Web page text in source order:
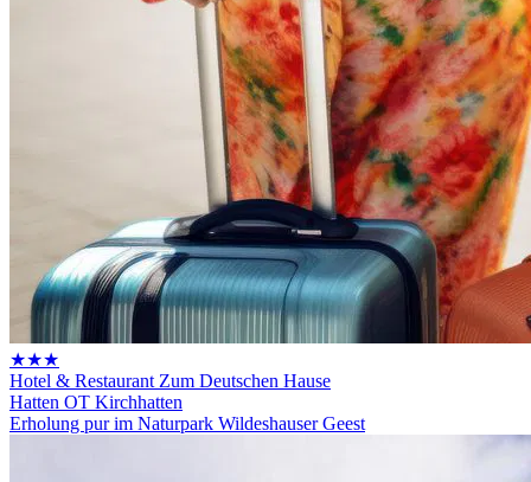
★★★
Hotel & Restaurant Zum Deutschen Hause
Hatten OT Kirchhatten
Erholung pur im Naturpark Wildeshauser Geest